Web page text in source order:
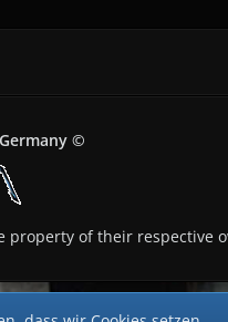
©
property of their respective